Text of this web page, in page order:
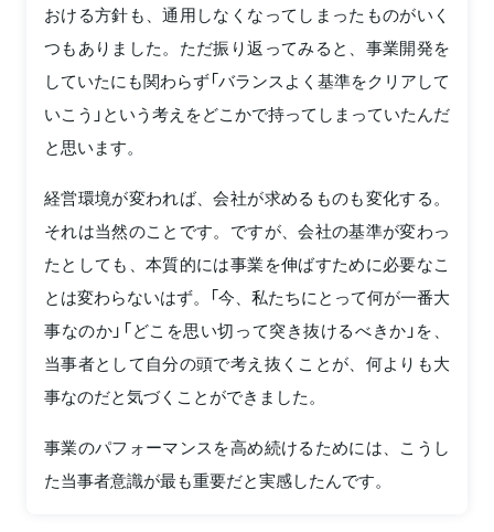
おける方針も、通用しなくなってしまったものがいく
つもありました。ただ振り返ってみると、事業開発を
していたにも関わらず「バランスよく基準をクリアして
いこう」という考えをどこかで持ってしまっていたんだ
と思います。
経営環境が変われば、会社が求めるものも変化する。
それは当然のことです。ですが、会社の基準が変わっ
たとしても、本質的には事業を伸ばすために必要なこ
とは変わらないはず。「今、私たちにとって何が一番大
事なのか」「どこを思い切って突き抜けるべきか」を、
当事者として自分の頭で考え抜くことが、何よりも大
事なのだと気づくことができました。
事業のパフォーマンスを高め続けるためには、こうし
た当事者意識が最も重要だと実感したんです。